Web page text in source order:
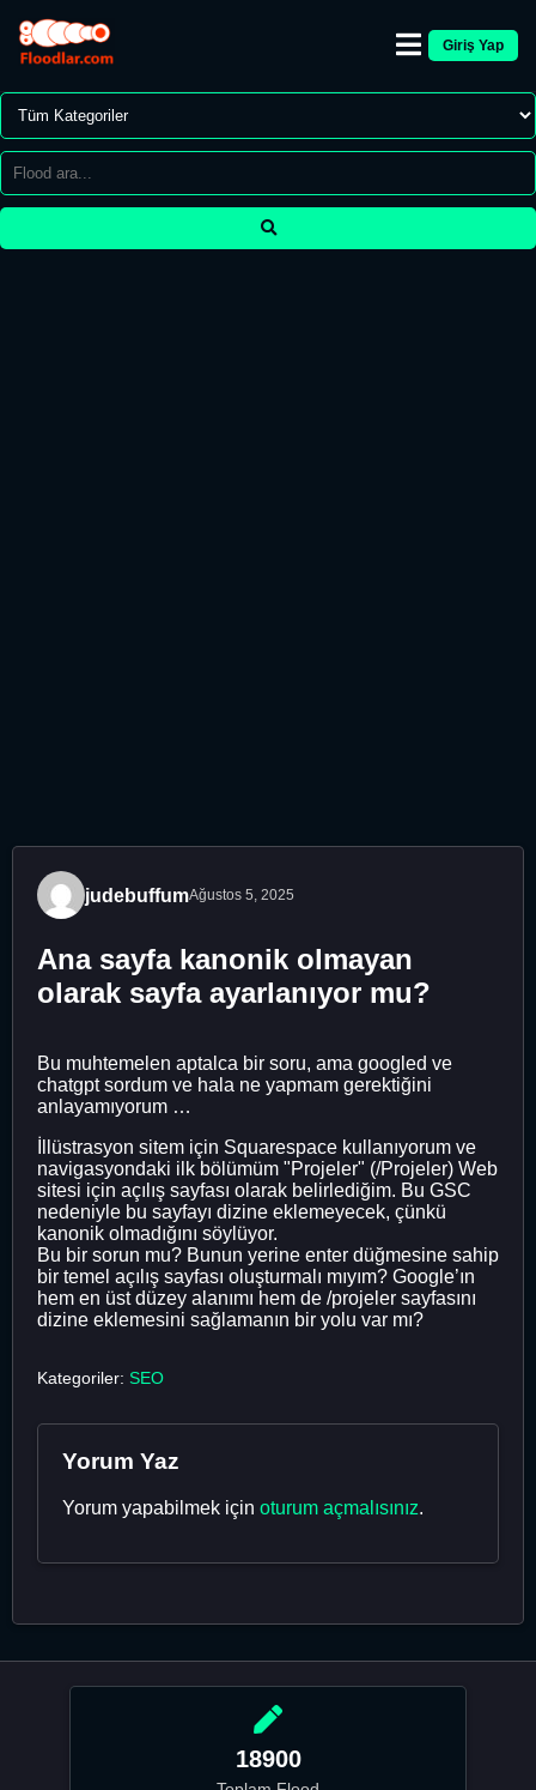
Giriş Yap
judebuffumAğustos 5, 2025
Ana sayfa kanonik olmayan
olarak sayfa ayarlanıyor mu?
Bu muhtemelen aptalca bir soru, ama googled ve
chatgpt sordum ve hala ne yapmam gerektiğini
anlayamıyorum …
İllüstrasyon sitem için Squarespace kullanıyorum ve
navigasyondaki ilk bölümüm "Projeler" (/Projeler) Web
sitesi için açılış sayfası olarak belirlediğim. Bu GSC
nedeniyle bu sayfayı dizine eklemeyecek, çünkü
kanonik olmadığını söylüyor.
Bu bir sorun mu? Bunun yerine enter düğmesine sahip
bir temel açılış sayfası oluşturmalı mıyım? Google’ın
hem en üst düzey alanımı hem de /projeler sayfasını
dizine eklemesini sağlamanın bir yolu var mı?
Kategoriler: SEO
Yorum Yaz
Yorum yapabilmek için oturum açmalısınız.
18900